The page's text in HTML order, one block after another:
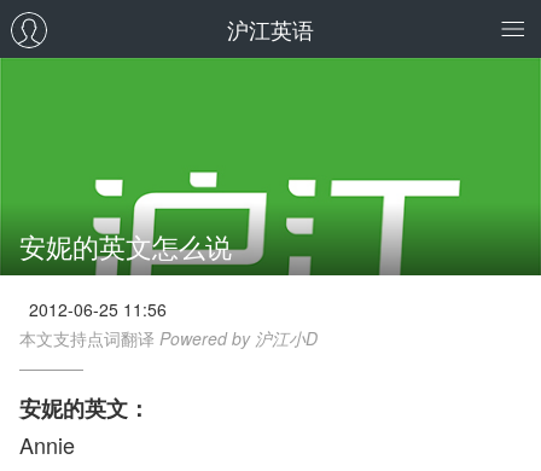
沪江英语
安妮的英文怎么说
2012-06-25 11:56
本文支持点词翻译 Powered by 沪江小D
安妮的英文：
Annie